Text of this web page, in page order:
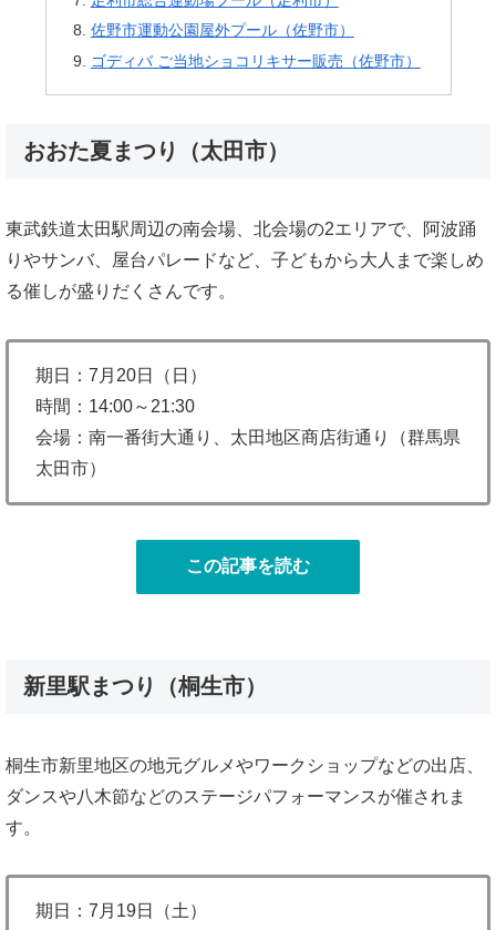
佐野市運動公園屋外プール（佐野市）
ゴディバ ご当地ショコリキサー販売（佐野市）
おおた夏まつり（太田市）
東武鉄道太田駅周辺の南会場、北会場の2エリアで、阿波踊
りやサンバ、屋台パレードなど、子どもから大人まで楽しめ
る催しが盛りだくさんです。
期日：7月20日（日）
時間：14:00～21:30
会場：南一番街大通り、太田地区商店街通り（群馬県
太田市）
この記事を読む
新里駅まつり（桐生市）
桐生市新里地区の地元グルメやワークショップなどの出店、
ダンスや八木節などのステージパフォーマンスが催されま
す。
期日：7月19日（土）